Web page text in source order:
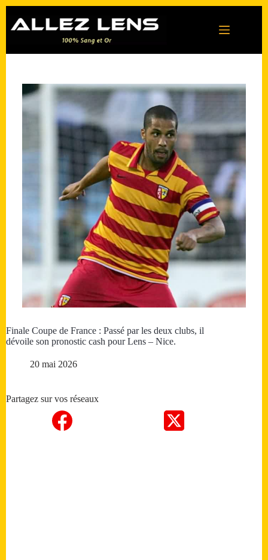
contenu
Finale Coupe de France : Passé par les deux clubs, il
dévoile son pronostic cash pour Lens – Nice.
20 mai 2026
Partagez sur vos réseaux